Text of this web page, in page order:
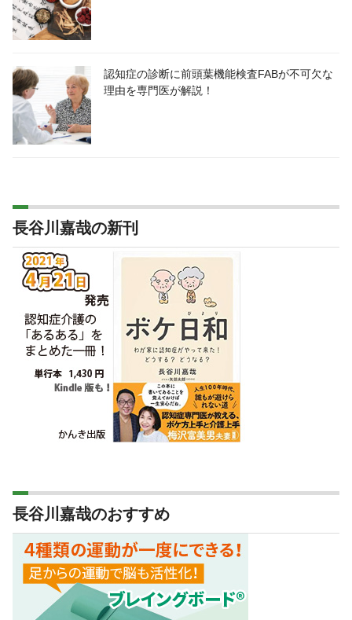
認知症の診断に前頭葉機能検査FABが不可欠な
理由を専門医が解説！
長谷川嘉哉の新刊
長谷川嘉哉のおすすめ